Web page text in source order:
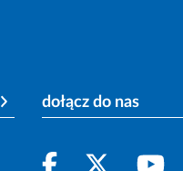
dołącz do nas